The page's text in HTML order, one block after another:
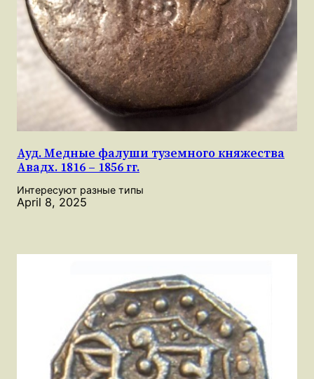
Ауд. Медные фалуши туземного княжества
Авадх. 1816 – 1856 гг.
Интересуют разные типы
April 8, 2025